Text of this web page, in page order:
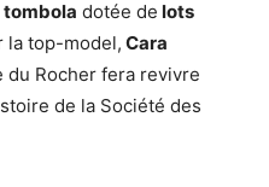
tombola dotée de lots
la top-model, Cara
du Rocher fera revivre
de la Société des